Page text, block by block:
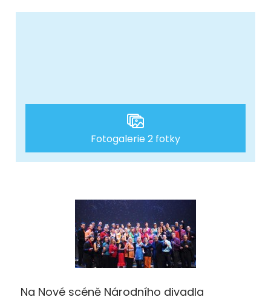
Fotogalerie 2 fotky
Na Nové scéně Národního divadla